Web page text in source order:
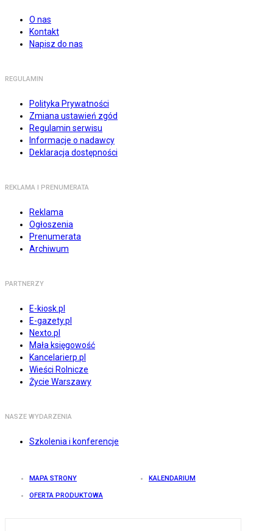
O nas
Kontakt
Napisz do nas
REGULAMIN
Polityka Prywatności
Zmiana ustawień zgód
Regulamin serwisu
Informacje o nadawcy
Deklaracja dostępności
REKLAMA I PRENUMERATA
Reklama
Ogłoszenia
Prenumerata
Archiwum
PARTNERZY
E-kiosk.pl
E-gazety.pl
Nexto.pl
Mała księgowość
Kancelarierp.pl
Wieści Rolnicze
Życie Warszawy
NASZE WYDARZENIA
Szkolenia i konferencje
MAPA STRONY KALENDARIUM
OFERTA PRODUKTOWA